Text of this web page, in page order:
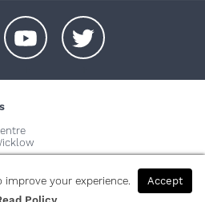
Ltd. | Imprint|Privacy Policy|
About us...
your experience.
Accept